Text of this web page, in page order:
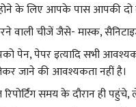
होने के लिए आपके पास आपकी
वाली चीजें जैसे- मास्क,
पेन, पेपर इत्यादि सभी
जाने की आवश्यकता नहीं है।
रिपोर्टिंग समय के दौरान ही